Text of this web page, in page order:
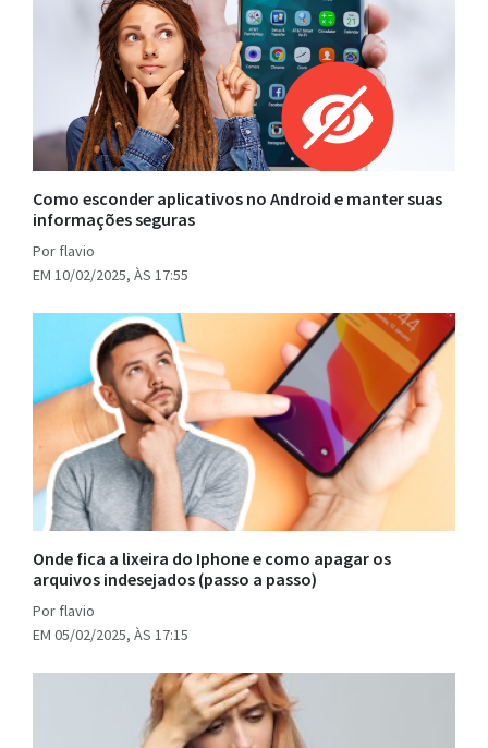
Como esconder aplicativos no Android e manter suas
informações seguras
Por flavio
EM 10/02/2025, ÀS 17:55
Onde fica a lixeira do Iphone e como apagar os
arquivos indesejados (passo a passo)
Por flavio
EM 05/02/2025, ÀS 17:15